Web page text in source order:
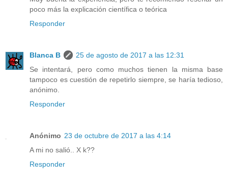
poco más la explicación científica o teórica
Responder
Blanca B
25 de agosto de 2017 a las 12:31
Se intentará, pero como muchos tienen la misma base
tampoco es cuestión de repetirlo siempre, se haría tedioso,
anónimo.
Responder
Anónimo 23 de octubre de 2017 a las 4:14
A mi no salió.. X k??
Responder